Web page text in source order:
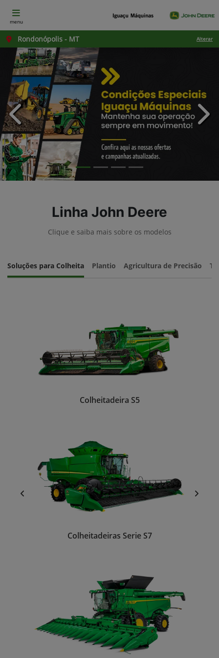
menu
Rondonópolis - MT Alterar